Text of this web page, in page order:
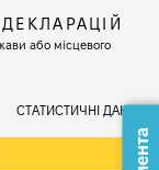
або місцевого
СТАТИСТИЧНІ ДАНІ